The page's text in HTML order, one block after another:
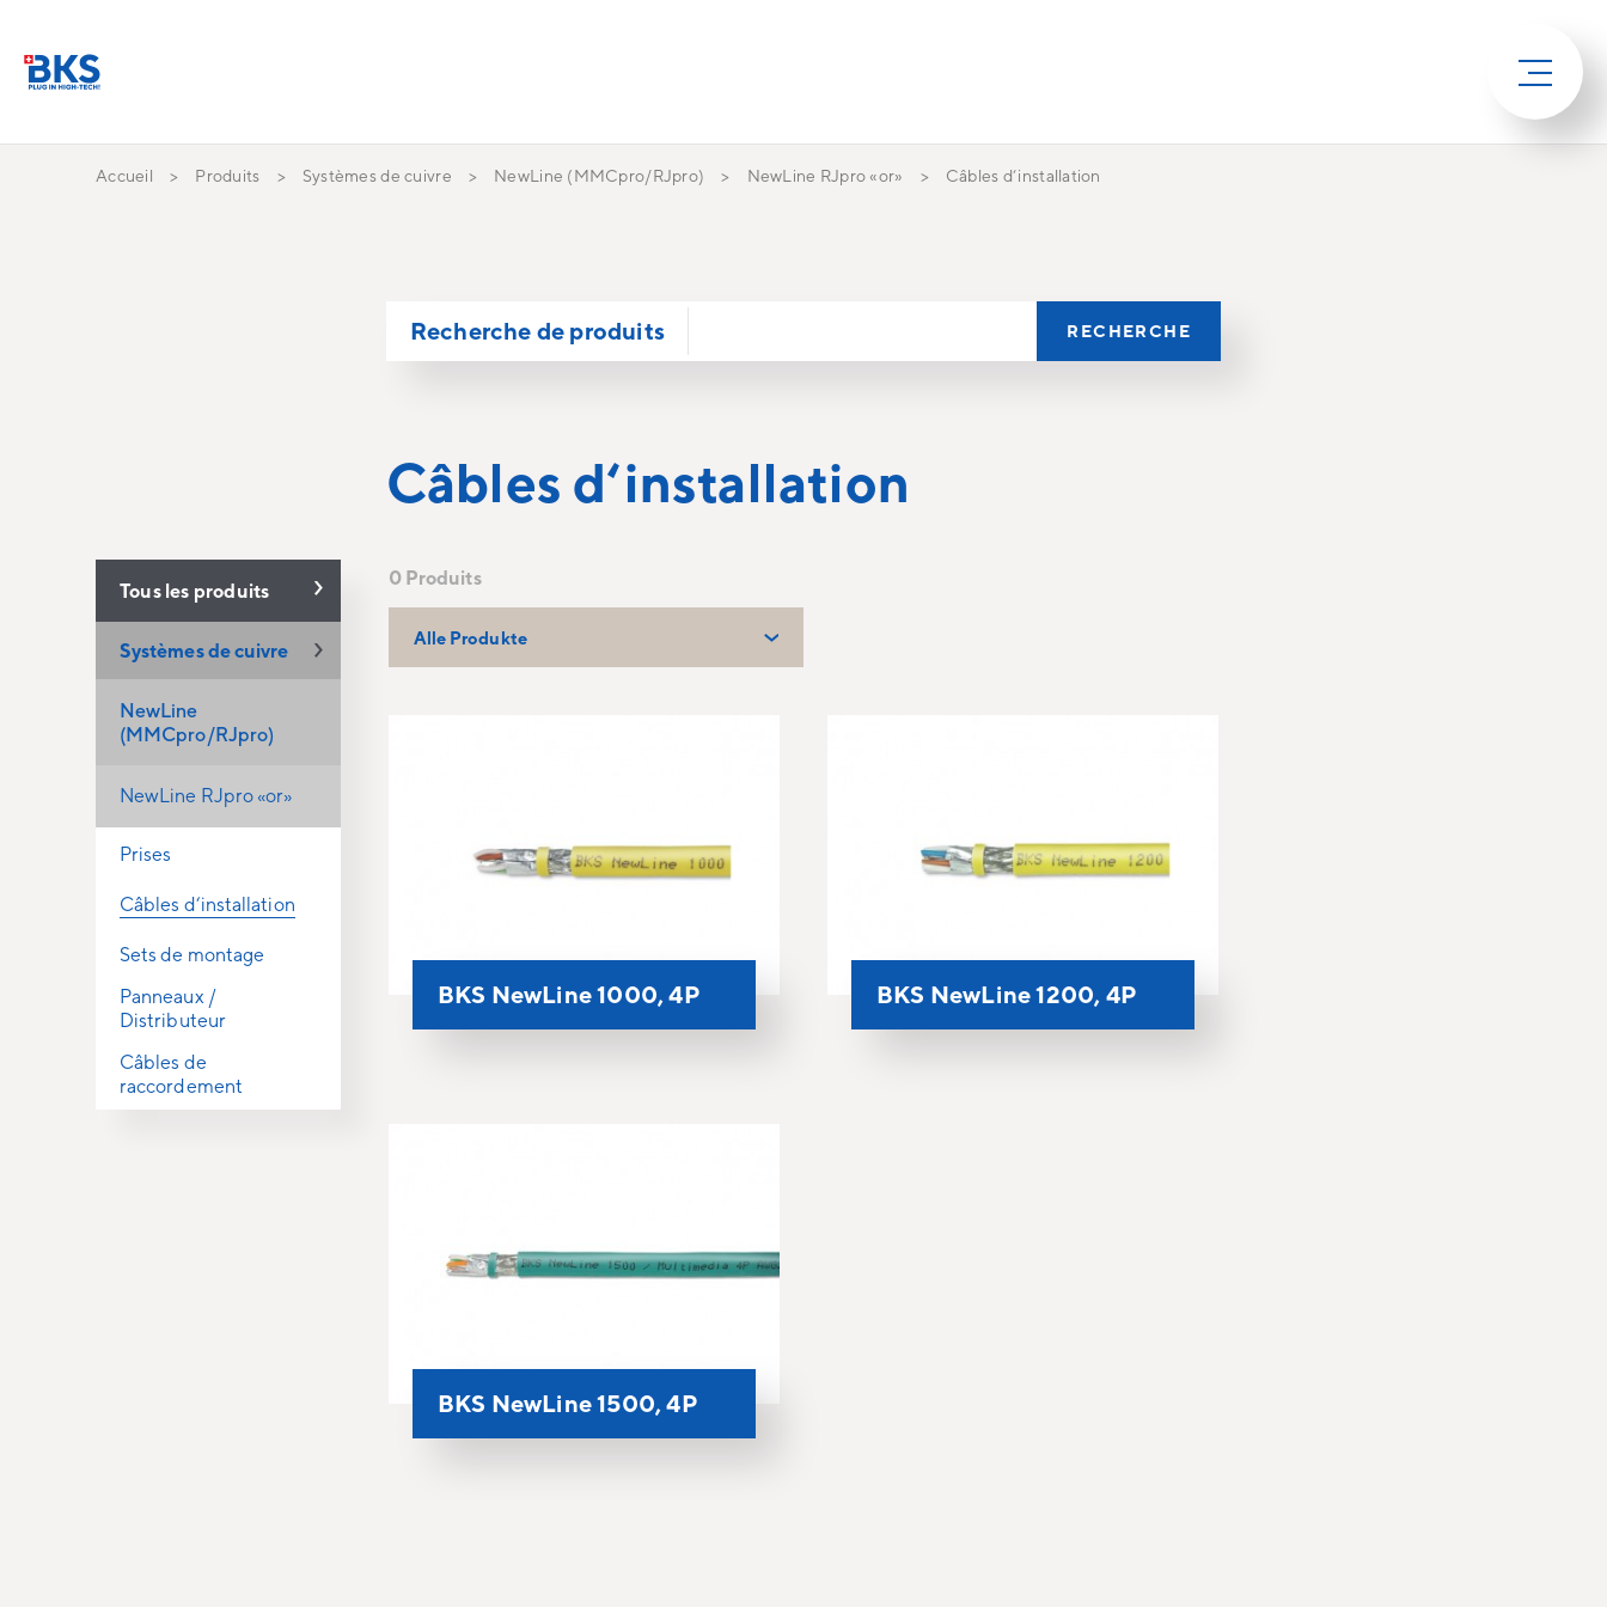
Accueil Produits Systèmes de cuivre NewLine (MMCpro/RJpro) NewLine RJpro «or» Câbles d‘installation
Recherche de produits RECHERCHE
Câbles d‘installation
Tous les produits
Systèmes de cuivre
NewLine
(MMCpro/RJpro)
NewLine RJpro «or»
Prises
Câbles d‘installation
Sets de montage
Panneaux /
Distributeur
Câbles de
raccordement
0 Produits
Alle Produkte
BKS NewLine 1000, 4P BKS NewLine 1200, 4P
BKS NewLine 1500, 4P